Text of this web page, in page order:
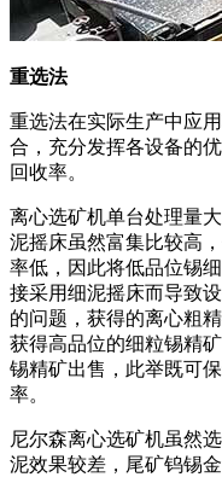
重选法
重选法在实际生产中应
合，充分发挥各设备的
回收率。
离心选矿机单台处理量
泥摇床虽然富集比较高
率低，因此将低品位锡
接采用细泥摇床而导致
的问题，获得的离心粗
获得高品位的细粒锡精
锡精矿出售，此举既可
率。
尼尔森离心选矿机虽然
泥效果较差，尾矿钨锡